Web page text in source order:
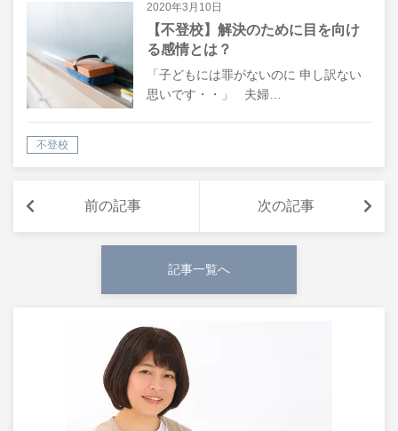
2020年3月10日
【不登校】解決のために目を向け
る感情とは？
「子どもには罪がないのに 申し訳ない
思いです・・」 夫婦…
不登校
前の記事 次の記事
記事一覧へ